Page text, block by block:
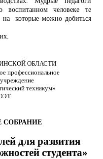
человеке те
на которые можно добиться
ОБЛАСТИ
профессиональное
техникум»
СОБРАНИЕ
для развития
студента»